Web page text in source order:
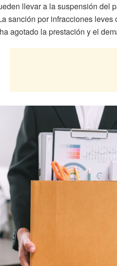
llevar a la suspensión del
sanción por infracciones
agotado la prestación y el